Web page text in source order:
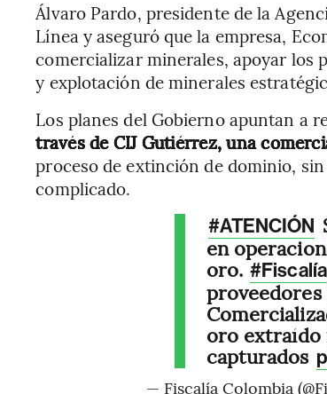
Álvaro Pardo, presidente de la
Línea y aseguró que la empresa,
comercializar minerales, apoyar los
y explotación de minerales
Los planes del Gobierno apuntan a
través de CIJ Gutiérrez, una
proceso de extinción de dominio,
complicado.
#ATENCIÓN
en
oro.#Fiscalía
proveedores
oro extraído
capturados
— Fiscalía Colombia